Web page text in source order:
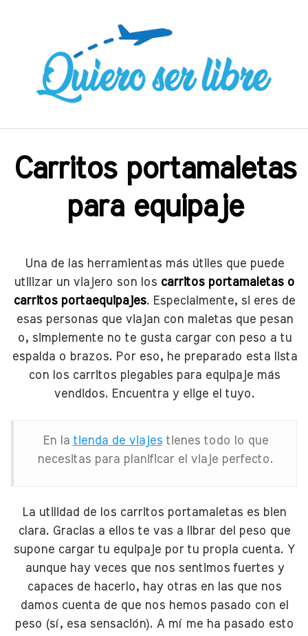
Carritos portamaletas
para equipaje
Una de las herramientas más útiles que puede
utilizar un viajero son los carritos portamaletas o
carritos portaequipajes. Especialmente, si eres de
esas personas que viajan con maletas que pesan
o, simplemente no te gusta cargar con peso a tu
espalda o brazos. Por eso, he preparado esta lista
con los carritos plegables para equipaje más
vendidos. Encuentra y elige el tuyo.
En la tienda de viajestienes todo lo que
necesitas para planificar el viaje perfecto.
La utilidad de los carritos portamaletas es bien
clara. Gracias a ellos te vas a librar del peso que
supone cargar tu equipaje por tu propia cuenta. Y
aunque hay veces que nos sentimos fuertes y
capaces de hacerlo, hay otras en las que nos
damos cuenta de que nos hemos pasado con el
peso (sí, esa sensación). A mí me ha pasado esto